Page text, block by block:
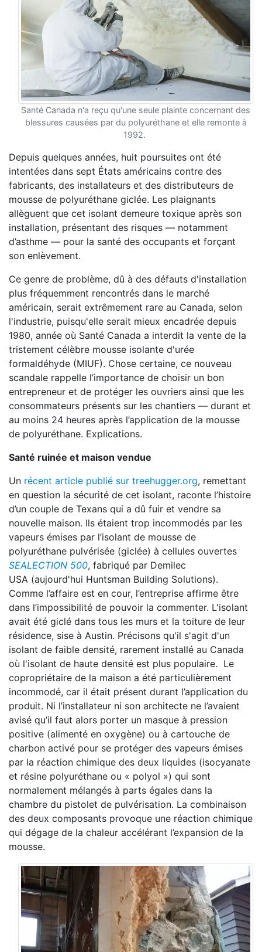
Santé Canada n'a reçu qu'une seule plainte concernant des
blessures causées par du polyuréthane et elle remonte à
1992.
Depuis quelques années, huit poursuites ont été
intentées dans sept États américains contre des
fabricants, des installateurs et des distributeurs de
mousse de polyuréthane giclée. Les plaignants
allèguent que cet isolant demeure toxique après son
installation, présentant des risques — notamment
d’asthme — pour la santé des occupants et forçant
son enlèvement.
Ce genre de problème, dû à des défauts d'installation
plus fréquemment rencontrés dans le marché
américain, serait extrêmement rare au Canada, selon
l'industrie, puisqu'elle serait mieux encadrée depuis
1980, année où Santé Canada a interdit la vente de la
tristement célèbre mousse isolante d'urée
formaldéhyde (MIUF). Chose certaine, ce nouveau
scandale rappelle l’importance de choisir un bon
entrepreneur et de protéger les ouvriers ainsi que les
consommateurs présents sur les chantiers — durant et
au moins 24 heures après l’application de la mousse
de polyuréthane. Explications.
Santé ruinée et maison vendue
Un récent article publié sur treehugger.org, remettant
en question la sécurité de cet isolant, raconte l’histoire
d’un couple de Texans qui a dû fuir et vendre sa
nouvelle maison. Ils étaient trop incommodés par les
vapeurs émises par l’isolant de mousse de
polyuréthane pulvérisée (giclée) à cellules ouvertes
SEALECTION 500, fabriqué par Demilec
USA (aujourd'hui Huntsman Building Solutions).
Comme l’affaire est en cour, l’entreprise affirme être
dans l’impossibilité de pouvoir la commenter. L'isolant
avait été giclé dans tous les murs et la toiture de leur
résidence, sise à Austin. Précisons qu'il s'agit d'un
isolant de faible densité, rarement installé au Canada
où l'isolant de haute densité est plus populaire. Le
copropriétaire de la maison a été particulièrement
incommodé, car il était présent durant l’application du
produit. Ni l’installateur ni son architecte ne l’avaient
avisé qu’il faut alors porter un masque à pression
positive (alimenté en oxygène) ou à cartouche de
charbon activé pour se protéger des vapeurs émises
par la réaction chimique des deux liquides (isocyanate
et résine polyuréthane ou « polyol ») qui sont
normalement mélangés à parts égales dans la
chambre du pistolet de pulvérisation. La combinaison
des deux composants provoque une réaction chimique
qui dégage de la chaleur accélérant l’expansion de la
mousse.